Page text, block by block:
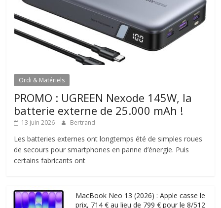
Ordi & Matériels
PROMO : UGREEN Nexode 145W, la
batterie externe de 25.000 mAh !
13 juin 2026 Bertrand
Les batteries externes ont longtemps été de simples roues
de secours pour smartphones en panne d’énergie. Puis
certains fabricants ont
MacBook Neo 13 (2026) : Apple casse le
prix, 714 € au lieu de 799 € pour le 8/512